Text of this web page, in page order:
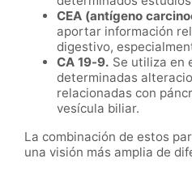
CEA (antígeno
aportar información
digestivo,
CA 19-9. Se utiliza en
determinadas
relacionadas con
vesícula biliar.
La combinación de estos
una visión más amplia de